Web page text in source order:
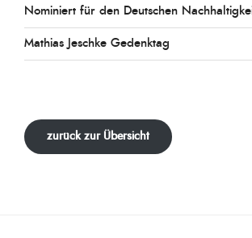
Nominiert für den Deutschen
Mathias Jeschke Gedenktag
zurück zur Übersicht